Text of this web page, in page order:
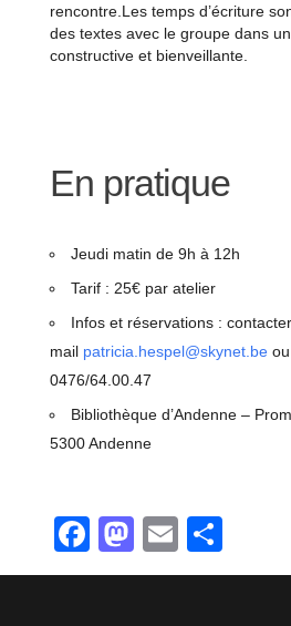
rencontre.Les temps d’écriture
des textes avec le groupe dans
constructive et bienveillante.
En pratique
Jeudi matin de 9h à 12h
Tarif : 25€ par atelier
Infos et réservations :
mail patricia.hespel@skynet.beou
0476/64.00.47
Bibliothèque d’Andenne –
5300 Andenne
Facebook
Mastodon
Email